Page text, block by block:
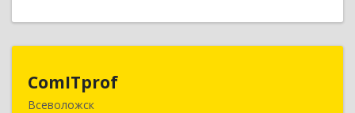
ComITprof
Всеволожск
188643, Ленинградская обл, Всеволожский р-н,